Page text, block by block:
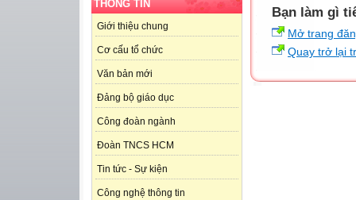
THÔNG TIN
Giới thiệu chung
Cơ cấu tổ chức
Văn bản mới
Đảng bộ giáo dục
Công đoàn ngành
Đoàn TNCS HCM
Tin tức - Sự kiện
Công nghệ thông tin
Bạn làm gì
Mở trang
Quay trở lại